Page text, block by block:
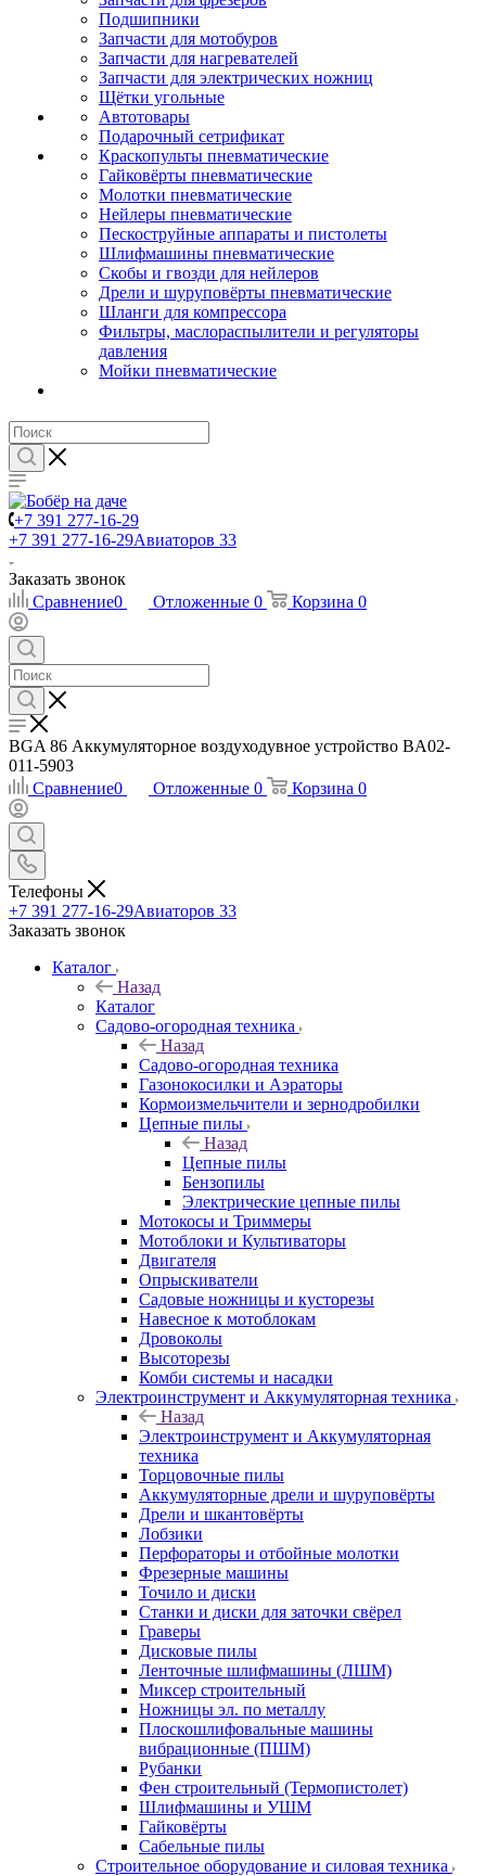
Подшипники
Запчасти для мотобуров
Запчасти для нагревателей
Запчасти для электрических ножниц
Щётки угольные
Автотовары
Подарочный сетрификат
Краскопульты пневматические
Гайковёрты пневматические
Молотки пневматические
Нейлеры пневматические
Пескоструйные аппараты и пистолеты
Шлифмашины пневматические
Скобы и гвозди для нейлеров
Дрели и шуруповёрты пневматические
Шланги для компрессора
Фильтры, маслораспылители и регуляторы
давления
Мойки пневматические
+7 391 277-16-29
+7 391 277-16-29Авиаторов 33
Заказать звонок
Сравнение0 Отложенные 0 Корзина 0
BGA 86 Аккумуляторное воздуходувное устройство BA02-
011-5903
Сравнение0 Отложенные 0 Корзина 0
Телефоны
+7 391 277-16-29Авиаторов 33
Заказать звонок
Каталог
Назад
Каталог
Садово-огородная техника
Назад
Садово-огородная техника
Газонокосилки и Аэраторы
Кормоизмельчители и зернодробилки
Цепные пилы
Назад
Цепные пилы
Бензопилы
Электрические цепные пилы
Мотокосы и Триммеры
Мотоблоки и Культиваторы
Двигателя
Опрыскиватели
Садовые ножницы и кусторезы
Навесное к мотоблокам
Дровоколы
Высоторезы
Комби системы и насадки
Электроинструмент и Аккумуляторная техника
Назад
Электроинструмент и Аккумуляторная
техника
Торцовочные пилы
Аккумуляторные дрели и шуруповёрты
Дрели и шкантовёрты
Лобзики
Перфораторы и отбойные молотки
Фрезерные машины
Точило и диски
Станки и диски для заточки свёрел
Граверы
Дисковые пилы
Ленточные шлифмашины (ЛШМ)
Миксер строительный
Ножницы эл. по металлу
Плоскошлифовальные машины
вибрационные (ПШМ)
Рубанки
Фен строительный (Термопистолет)
Шлифмашины и УШМ
Гайковёрты
Сабельные пилы
Строительное оборудование и силовая техника